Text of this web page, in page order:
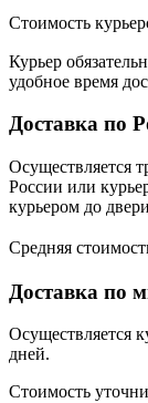
Стоимость
Курьер
удобное время
Доставка по
Осуществляется
России или
курьером до
Средняя
Доставка по
Осуществляется
дней.
Стоимость